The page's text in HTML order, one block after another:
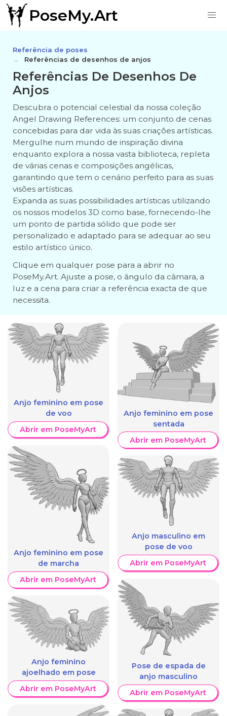
PoseMy.Art
Referência de poses
Referências de desenhos de anjos
Referências De Desenhos De
Anjos
Descubra o potencial celestial da nossa coleção
Angel Drawing References: um conjunto de cenas
concebidas para dar vida às suas criações artísticas.
Mergulhe num mundo de inspiração divina
enquanto explora a nossa vasta biblioteca, repleta
de várias cenas e composições angélicas,
garantindo que tem o cenário perfeito para as suas
visões artísticas.
Expanda as suas possibilidades artísticas utilizando
os nossos modelos 3D como base, fornecendo-lhe
um ponto de partida sólido que pode ser
personalizado e adaptado para se adequar ao seu
estilo artístico único.
Clique em qualquer pose para a abrir no
PoseMy.Art. Ajuste a pose, o ângulo da câmara, a
luz e a cena para criar a referência exacta de que
necessita.
Anjo feminino em pose
de voo
Abrir em PoseMyArt
Anjo feminino em pose
de marcha
Abrir em PoseMyArt
Anjo feminino
ajoelhado em pose
Abrir em PoseMyArt
Anjo feminino em pose
sentada
Abrir em PoseMyArt
Anjo masculino em
pose de voo
Abrir em PoseMyArt
Pose de espada de
anjo masculino
Abrir em PoseMyArt